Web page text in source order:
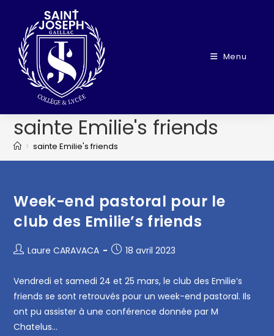
Menu
sainte Emilie's friends
> sainte Emilie's friends
Week-end pastoral pour le
club des Emilie’s friends
Laure CARAVACA 18 avril 2023
Vendredi et samedi 24 et 25 mars, le club des Emilie’s
friends se sont retrouvés pour un week-end pastoral. Ils
ont pu assister à une conférence donnée par M
Chatelus…